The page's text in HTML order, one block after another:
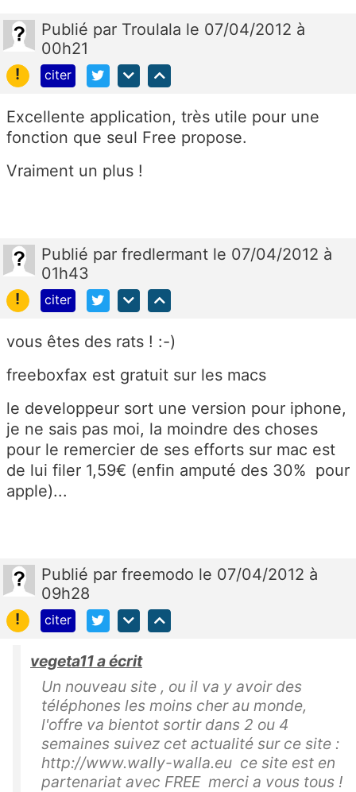
Publié par Troulala le 07/04/2012 à
00h21
!
citer
Excellente application, très utile pour une
fonction que seul Free propose.
Vraiment un plus !
Publié par fredlermant le 07/04/2012 à
01h43
!
citer
vous êtes des rats ! :-)
freeboxfax est gratuit sur les macs
le developpeur sort une version pour iphone,
je ne sais pas moi, la moindre des choses
pour le remercier de ses efforts sur mac est
de lui filer 1,59€ (enfin amputé des 30% pour
apple)...
Publié par freemodo le 07/04/2012 à
09h28
!
citer
vegeta11 a écrit
Un nouveau site , ou il va y avoir des
téléphones les moins cher au monde,
l'offre va bientot sortir dans 2 ou 4
semaines suivez cet actualité sur ce site :
http://www.wally-walla.eu ce site est en
partenariat avec FREE merci a vous tous !